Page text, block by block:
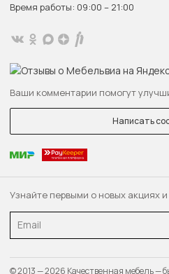
Узнайте первыми о новых акциях
Email
Время работы: 09:00 – 21:00
Ваши комментарии помогут
Написать
© 2013 — 2026 Качественная мебель —